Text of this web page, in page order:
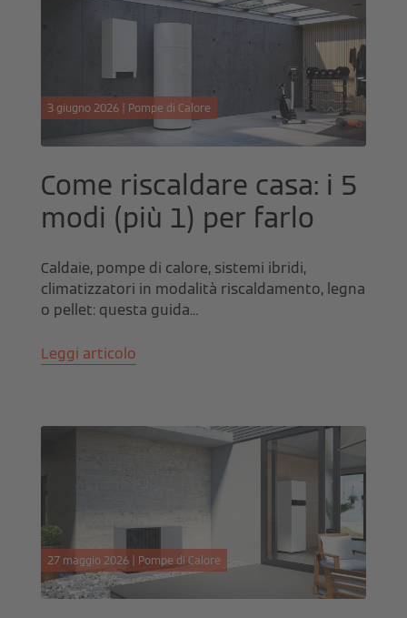
3 giugno 2026 | Pompe di Calore
Come riscaldare casa: i 5
modi (più 1) per farlo
Caldaie, pompe di calore, sistemi ibridi,
climatizzatori in modalità riscaldamento, legna
o pellet: questa guida...
Leggi articolo
27 maggio 2026 | Pompe di Calore